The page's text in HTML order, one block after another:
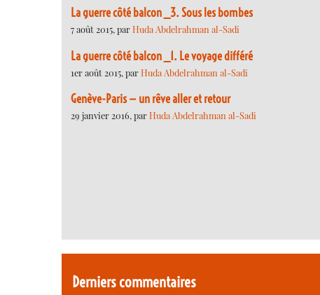
La guerre côté balcon _3. Sous les bombes
7 août 2015, parHuda Abdelrahman al-Sadi
La guerre côté balcon _1. Le voyage différé
1er août 2015, parHuda Abdelrahman al-Sadi
Genève-Paris — un rêve aller et retour
29 janvier 2016, parHuda Abdelrahman al-Sadi
Derniers commentaires